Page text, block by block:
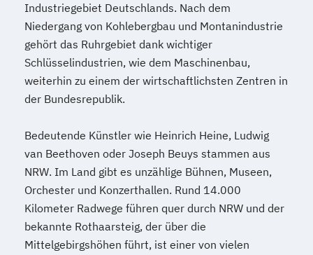
Industriegebiet Deutschlands. Nach dem
Niedergang von Kohlebergbau und Montanindustrie
gehört das Ruhrgebiet dank wichtiger
Schlüsselindustrien, wie dem Maschinenbau,
weiterhin zu einem der wirtschaftlichsten Zentren in
der Bundesrepublik.
Bedeutende Künstler wie Heinrich Heine, Ludwig
van Beethoven oder Joseph Beuys stammen aus
NRW. Im Land gibt es unzählige Bühnen, Museen,
Orchester und Konzerthallen. Rund 14.000
Kilometer Radwege führen quer durch NRW und der
bekannte Rothaarsteig, der über die
Mittelgebirgshöhen führt, ist einer von vielen